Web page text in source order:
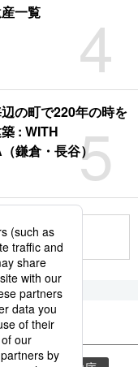
4
一覧
5
の町で220年の時を
: WITH
鎌倉・長谷）